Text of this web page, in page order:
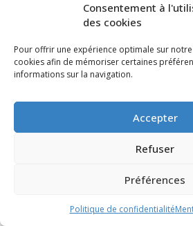
Consentement à
des cookies
Pour offrir une expérience optimale sur
cookies afin de mémoriser certaines
informations sur la navigation.
Accepter
Refuser
Préférences
Politique de confidentialité
la Commission Permanente du 23 Juin 2025. Le
total de ces aides
454 055€ de subventions
canton Bordeaux II